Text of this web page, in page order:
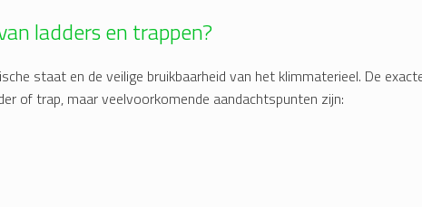
ladders en trappen?
staat en de veilige bruikbaarheid van het klimmaterieel. De
of trap, maar veelvoorkomende aandachtspunten zijn: